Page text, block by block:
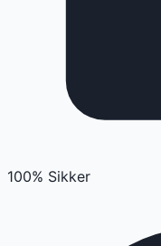
100% Sikker